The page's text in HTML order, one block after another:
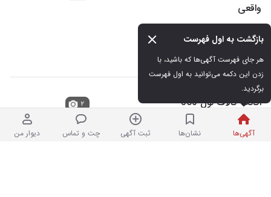
آگهی‌ها
بازگشت به اول فهرست
برگردید.
نشان‌ها ثبت آگهی چت و تماس دیوار من
واقعی
۴۰,۰۰۰,۰۰۰ تومان
۲ هفته پیش در ولنجک
اکانت کالاف لول 360 ۲